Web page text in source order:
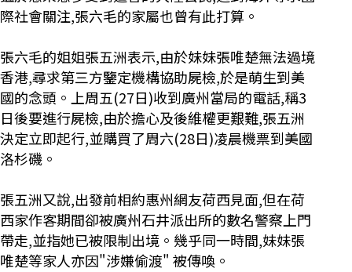
際社會關注,張六毛的家屬也曾有此打算。
張六毛的姐姐張五洲表示,由於妹妹張唯楚無法過境
香港,尋求第三方鑒定機構協助屍檢,於是萌生到美
國的念頭。上周五(27日)收到廣州當局的電話,稱3
日後要進行屍檢,由於擔心及後維權更艱難,張五洲
決定立即起行,並購買了周六(28日)凌晨機票到美國
洛杉磯。
張五洲又說,出發前相約惠州網友荷西見面,但在荷
西家作客期間卻被廣州石井派出所的數名警察上門
帶走,並指她已被限制出境。幾乎同一時間,妹妹張
唯楚等家人亦因"涉嫌偷渡" 被傳喚。